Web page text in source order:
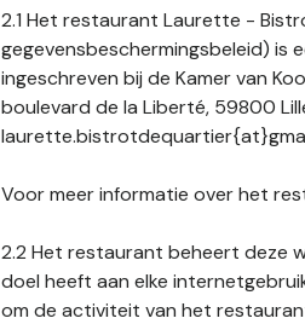
2.1 Het restaurant Laurette -
gegevensbeschermingsbeleid) is
ingeschreven bij de Kamer van
boulevard de la Liberté, 59800
Voor meer informatie over het
2.2 Het restaurant beheert deze
doel heeft aan elke
om de activiteit van het